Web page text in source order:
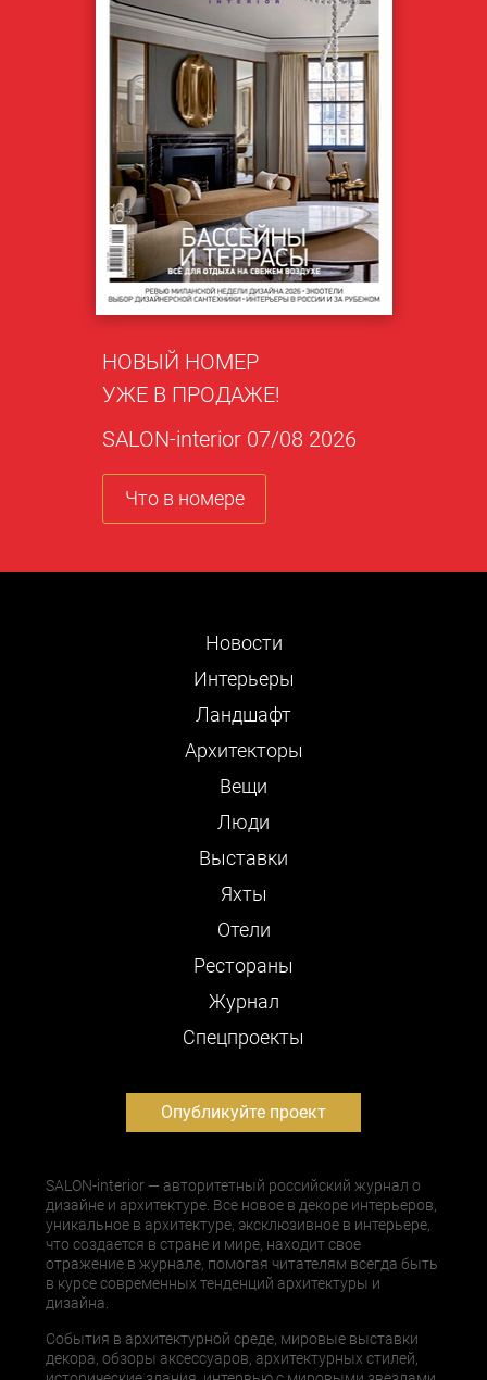
НОВЫЙ НОМЕР
УЖЕ В ПРОДАЖЕ!
SALON-interior 07/08 2026
Что в номере
Новости
Интерьеры
Ландшафт
Архитекторы
Вещи
Люди
Выставки
Яхты
Отели
Рестораны
Журнал
Cпецпроекты
Опубликуйте проект
SALON-interior — авторитетный российский журнал о
дизайне и архитектуре. Все новое в декоре интерьеров,
уникальное в архитектуре, эксклюзивное в интерьере,
что создается в стране и мире, находит свое
отражение в журнале, помогая читателям всегда быть
в курсе современных тенденций архитектуры и
дизайна.
События в архитектурной среде, мировые выставки
декора, обзоры аксессуаров, архитектурных стилей,